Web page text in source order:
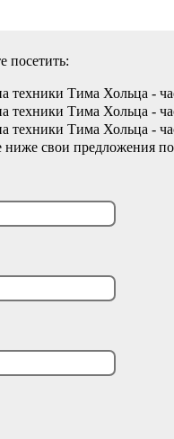
посетить:
техники Тима Хольца -
техники Тима Хольца -
техники Тима Хольца -
свои предложения